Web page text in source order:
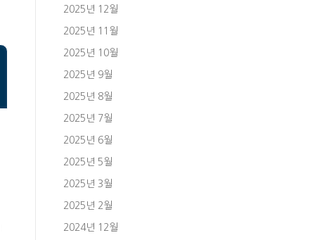
2025년 12월
2025년 11월
2025년 10월
2025년 9월
2025년 8월
2025년 7월
2025년 6월
2025년 5월
2025년 3월
2025년 2월
2024년 12월